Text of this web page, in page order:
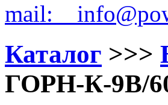
mail:
Каталог >>>
ГОРН-К-9В/